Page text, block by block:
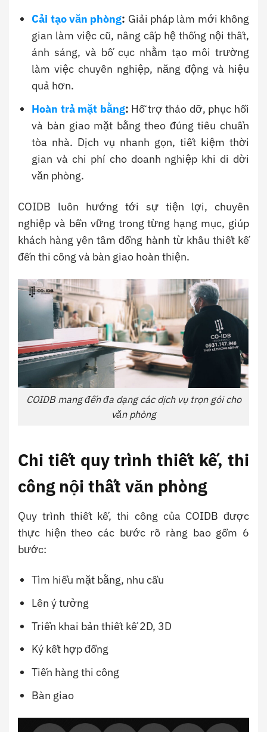
Cải tạo văn phòng: Giải pháp làm mới không
gian làm việc cũ, nâng cấp hệ thống nội thất,
ánh sáng, và bố cục nhằm tạo môi trường
làm việc chuyên nghiệp, năng động và hiệu
quả hơn.
Hoàn trả mặt bằng: Hỗ trợ tháo dỡ, phục hồi
và bàn giao mặt bằng theo đúng tiêu chuẩn
tòa nhà. Dịch vụ nhanh gọn, tiết kiệm thời
gian và chi phí cho doanh nghiệp khi di dời
văn phòng.
COIDB luôn hướng tới sự tiện lợi, chuyên
nghiệp và bền vững trong từng hạng mục, giúp
khách hàng yên tâm đồng hành từ khâu thiết kế
đến thi công và bàn giao hoàn thiện.
COIDB mang đến đa dạng các dịch vụ trọn gói cho
văn phòng
Chi tiết quy trình thiết kế, thi
công nội thất văn phòng
Quy trình thiết kế, thi công của COIDB được
thực hiện theo các bước rõ ràng bao gồm 6
bước:
Tìm hiểu mặt bằng, nhu cầu
Lên ý tưởng
Triển khai bản thiết kế 2D, 3D
Ký kết hợp đồng
Tiến hàng thi công
Bàn giao